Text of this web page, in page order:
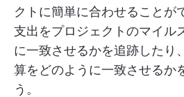
クトに簡単に合わせることが
支出をプロジェクトのマイル
に一致させるかを追跡したり
算をどのように一致させるか
う。